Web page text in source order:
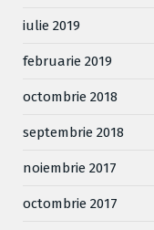
iulie 2019
februarie 2019
octombrie 2018
septembrie 2018
noiembrie 2017
octombrie 2017